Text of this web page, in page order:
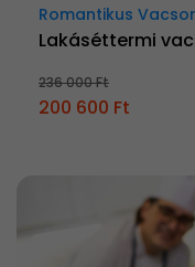
Romantikus
Lakáséttermi
236 000 Ft
200 600 Ft